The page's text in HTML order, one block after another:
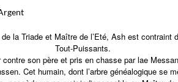
de la Triade et Maître de l’Eté, Ash est contraint
Tout-Puissants.
son père et pris en chasse par lae
Cet humain, dont l’arbre généalogique se